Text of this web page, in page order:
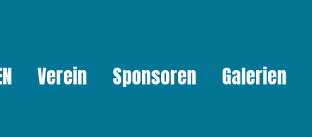
Verein Sponsoren Galerien